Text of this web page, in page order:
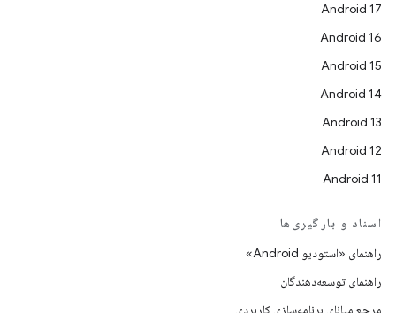
Android 17
Android 16
Android 15
Android 14
Android 13
Android 12
Android 11
اسناد و بارگیری‌ها
راهنمای «استودیو Android»
راهنمای توسعه‌دهندگان
مرجع میانای برنامه‌سازی کاربردی